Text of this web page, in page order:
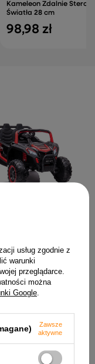
Kameleon Zdalnie
Światła 28 cm
98,98 zł
usług zgodnie z
warunki
przeglądarce.
można
Google
Zawsze
aktywne